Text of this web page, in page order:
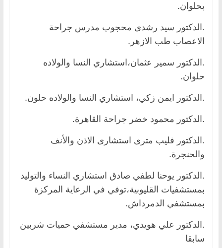
بحلوان.
.الدكتور سيد رشدى محجوب مدرس جراحة
الاعصاب طب الازهر.
.الدكتور سمير عثمان،استشاري النسا والولاده
حلوان.
.الدكتور ايمن زكي، استشاري النسا والولاده حلون.
.الدكتور محمود خضر جراحة القاهرة.
.الدكتور فليب مترى استشارى الاذن والأنف
والحنجرة.
.الدكتور يوحنا لطفي صادق استشاري النساء والتوليد
بمستشفيات القليوبية،توفي في الرعاية المركزة
بمستشفي الدمرداش.
.الدكتور علي هويدي، مدير مستشفي حميات شربين
سابقا